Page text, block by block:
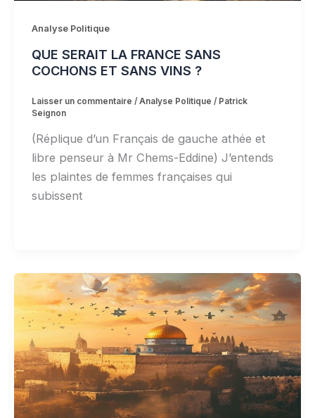
Analyse Politique
QUE SERAIT LA FRANCE SANS
COCHONS ET SANS VINS ?
Laisser un commentaire /Analyse Politique / Patrick
Seignon
(Réplique d’un Français de gauche athée et
libre penseur à Mr Chems-Eddine) J’entends
les plaintes de femmes françaises qui
subissent